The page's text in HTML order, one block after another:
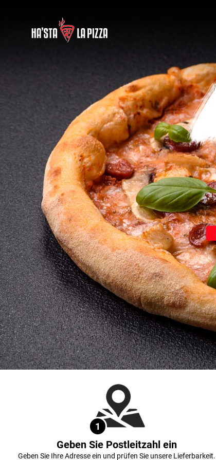
1
Geben Sie Postleitzahl ein
Geben Sie Ihre Adresse ein und prüfen Sie unsere Lieferbarkeit.